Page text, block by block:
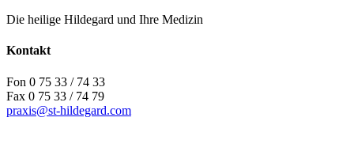
Die heilige Hildegard und Ihre Medizin
Kontakt
Fon 0 75 33 / 74 33
Fax 0 75 33 / 74 79
praxis@st-hildegard.com